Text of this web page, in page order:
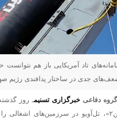
تاد آمریکایی باز هم
جدی در ساختار پدافندی رژیم
دفاعی خبرگزاری تسنیمـ روز
شلیک موشک بالستیک «فلسطین۲»، تل‌آویو در